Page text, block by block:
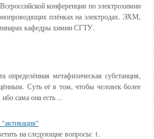
конференции по электрохимии
плёнках на электродах. ЭХМ,
кафедры химии СГТУ.
определённая метафизическая субстанция,
Суть её в том, чтобы человек более
сама она есть ...
ответить на следующие вопросы: 1.